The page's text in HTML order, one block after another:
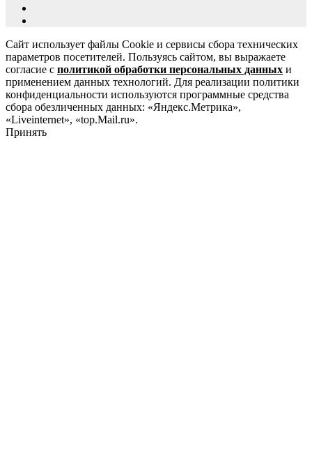
Сайт использует файлы Cookie и сервисы сбора технических
параметров посетителей. Пользуясь сайтом, вы выражаете
согласие с политикой обработки персональных данных и
применением данных технологий. Для реализации политики
конфиденциальности используются программные средства
сбора обезличенных данных: «Яндекс.Метрика»,
«Liveinternet», «top.Mail.ru».
Принять